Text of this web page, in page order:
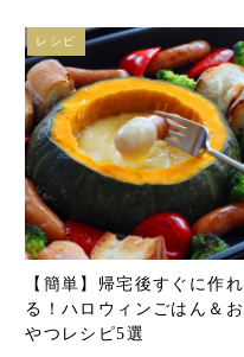
【簡単】帰宅後すぐに作れ
る！ハロウィンごはん＆お
やつレシピ5選
レシピ